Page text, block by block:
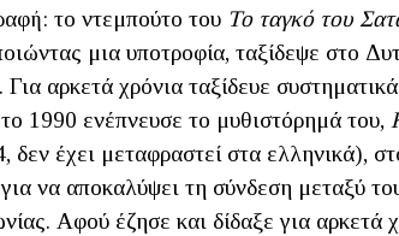
το ντεμπούτο του Το ταγκό του
μια υποτροφία, ταξίδεψε στο
αρκετά χρόνια ταξίδευε
1990 ενέπνευσε το μυθιστόρημά του,
δεν έχει μεταφραστεί στα ελληνικά),
να αποκαλύψει τη σύνδεση μεταξύ
Αφού έζησε και δίδαξε για